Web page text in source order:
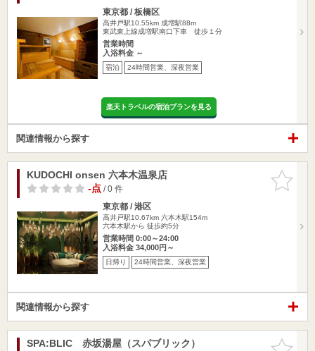
東京都 / 板橋区
高井戸駅10.55km 成増駅88m
東武東上線成増駅南口下車 徒歩１分
営業時間
入浴料金 ～
宿泊 24時間営業、深夜営業
楽天トラベルの宿泊プランを見る
関連情報から探す
お気に入
りに追加
KUDOCHI onsen 六本木温泉店
-点/ 0 件
東京都 / 港区
高井戸駅10.67km 六本木駅154m
六本木駅から 徒歩約5分
営業時間 0:00～24:00
入浴料金 34,000円～
日帰り 24時間営業、深夜営業
関連情報から探す
お気に入
SPA:BLIC 赤坂湯屋（スパブリック）